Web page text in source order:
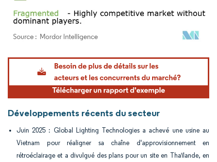
Image © Mordor Intelligence. La réutilisation nécessite une attribution sous CC BY
Développements récents du secteur
Juin 2025 : Global Lighting Technologies a achevé une usine au
Vietnam pour réaligner sa chaîne d'approvisionnement en
rétroéclairage et a divulgué des plans pour un site en Thaïlande, en